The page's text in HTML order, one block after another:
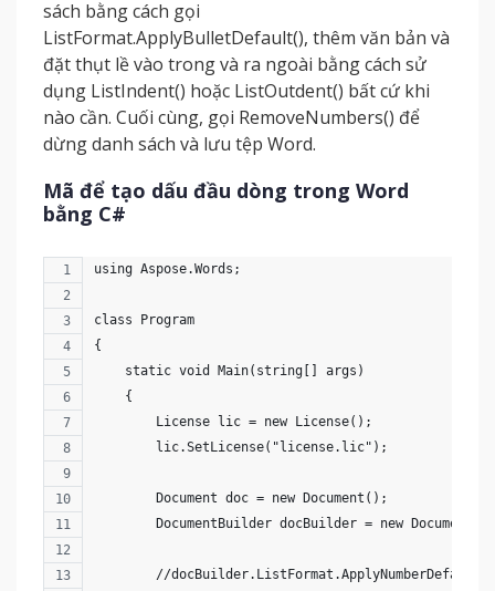
sách bằng cách gọi
ListFormat.ApplyBulletDefault(), thêm văn bản và
đặt thụt lề vào trong và ra ngoài bằng cách sử
dụng ListIndent() hoặc ListOutdent() bất cứ khi
nào cần. Cuối cùng, gọi RemoveNumbers() để
dừng danh sách và lưu tệp Word.
Mã để tạo dấu đầu dòng trong Word
bằng C#
using Aspose.Words;
class Program
{
    static void Main(string[] args)
    {
        License lic = new License();
        lic.SetLicense("license.lic");
        Document doc = new Document();
DocumentBuilder docBuilder = new
//